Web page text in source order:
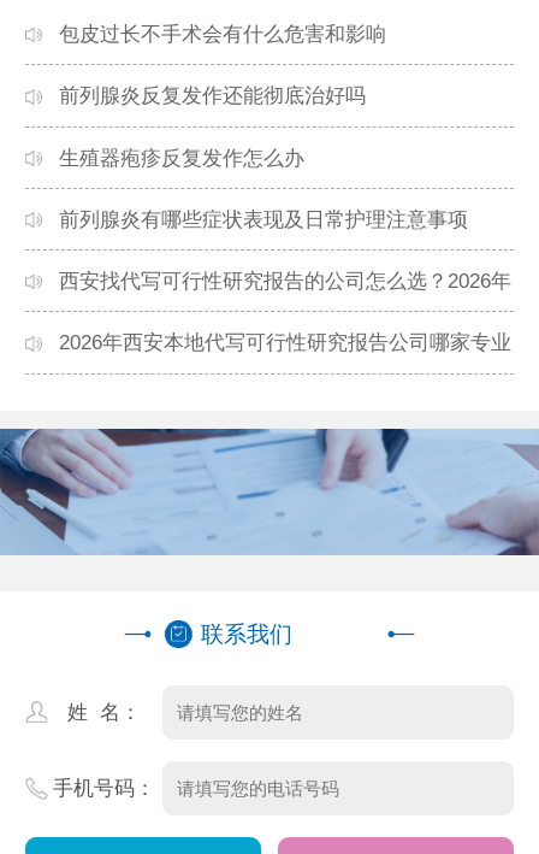
包皮过长不手术会有什么危害和影响
前列腺炎反复发作还能彻底治好吗
生殖器疱疹反复发作怎么办
前列腺炎有哪些症状表现及日常护理注意事项
西安找代写可行性研究报告的公司怎么选？2026年
本地高口碑机构排名
2026年西安本地代写可行性研究报告公司哪家专业
联系我们
姓 名：
手机号码：